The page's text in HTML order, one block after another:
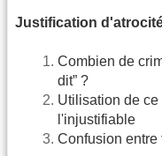
Justification
Combien de
dit” ?
Utilisation de
l'injustifiable
Confusion entre